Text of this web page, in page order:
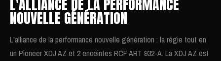
L'ALLIANCE DE LA PERFORMANCE
NOUVELLE GÉNÉRATION
L'alliance de la performance nouvelle génération : la régie tout en
un Pioneer XDJ AZ et 2 enceintes RCF ART 932-A. La XDJ AZ est